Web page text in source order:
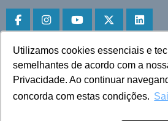
Utilizamos cookies essenciais e
semelhantes de acordo com a
Privacidade. Ao continuar
concorda com estas condições.
Faça download do aplicativo
Play Store e App Store